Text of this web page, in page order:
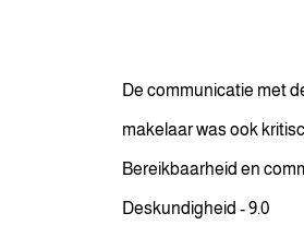
De communicatie met
makelaar was ook
Bereikbaarheid en
Deskundigheid - 9.0